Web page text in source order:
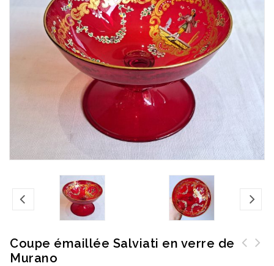
Coupe émaillée Salviati en verre de
Murano